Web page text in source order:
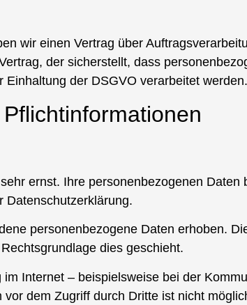
wir einen Vertrag über
der sicherstellt, dass
der DSGVO verarbeitet werden.
ernst. Ihre personenbezogenen
Datenschutzerklärung.
personenbezogene Daten erhoben.
dies geschieht.
Internet – beispielsweise bei der
dem Zugriff durch Dritte ist nicht